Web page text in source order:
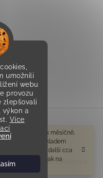
umožnili
webu
provozu
zlepšovali
výkon a
Více
cca 1-2x měsíčně,
které není skladem
dobu dodání o další cca
objednáním, jak na
Avocado
Shoptet
. Všechna práva vyhrazena.